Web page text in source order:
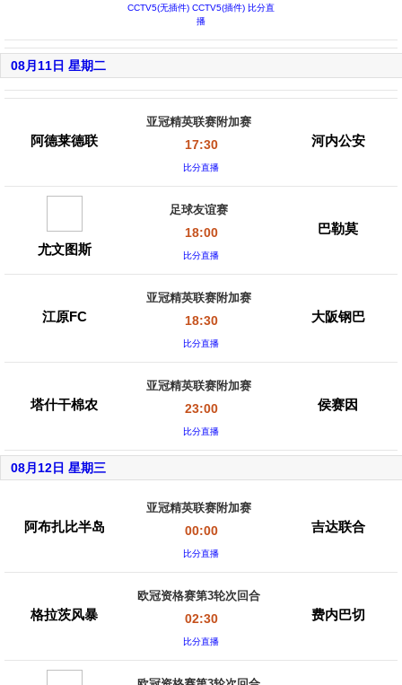
CCTV5(无插件) CCTV5(插件) 比分直
播
08月11日 星期二
阿德莱德联
亚冠精英联赛附加赛
17:30
比分直播
河内公安
尤文图斯
足球友谊赛
18:00
比分直播
巴勒莫
江原FC
亚冠精英联赛附加赛
18:30
比分直播
大阪钢巴
塔什干棉农
亚冠精英联赛附加赛
23:00
比分直播
侯赛因
08月12日 星期三
阿布扎比半岛
亚冠精英联赛附加赛
00:00
比分直播
吉达联合
格拉茨风暴
欧冠资格赛第3轮次回合
02:30
比分直播
费内巴切